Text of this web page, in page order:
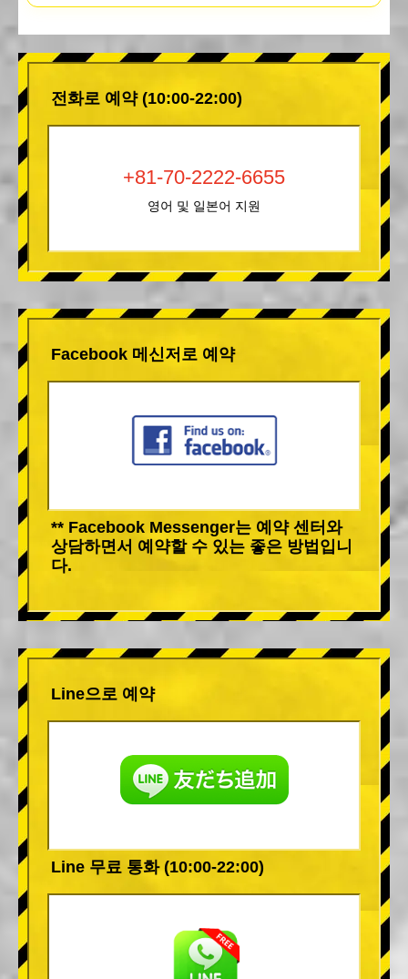
전화로 예약 (10:00-22:00)
+81-70-2222-6655
영어 및 일본어 지원
Facebook 메신저로 예약
** Facebook Messenger는 예약 센터와
상담하면서 예약할 수 있는 좋은 방법입니
다.
Line으로 예약
Line 무료 통화 (10:00-22:00)